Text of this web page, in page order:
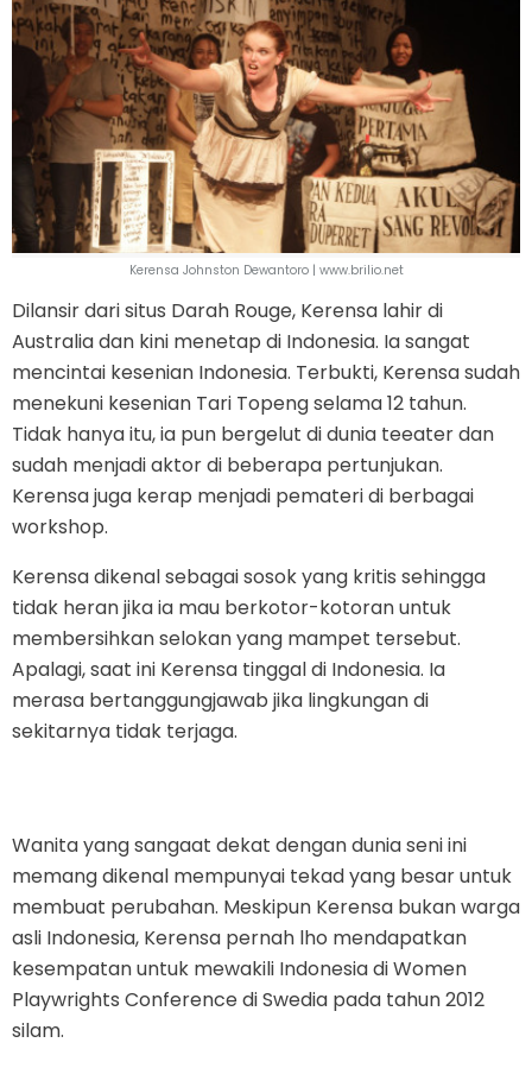
Kerensa Johnston Dewantoro | www.brilio.net
Dilansir dari situs Darah Rouge, Kerensa lahir di
Australia dan kini menetap di Indonesia. Ia sangat
mencintai kesenian Indonesia. Terbukti, Kerensa sudah
menekuni kesenian Tari Topeng selama 12 tahun.
Tidak hanya itu, ia pun bergelut di dunia teeater dan
sudah menjadi aktor di beberapa pertunjukan.
Kerensa juga kerap menjadi pemateri di berbagai
workshop.
Kerensa dikenal sebagai sosok yang kritis sehingga
tidak heran jika ia mau berkotor-kotoran untuk
membersihkan selokan yang mampet tersebut.
Apalagi, saat ini Kerensa tinggal di Indonesia. Ia
merasa bertanggungjawab jika lingkungan di
sekitarnya tidak terjaga.
Wanita yang sangaat dekat dengan dunia seni ini
memang dikenal mempunyai tekad yang besar untuk
membuat perubahan. Meskipun Kerensa bukan warga
asli Indonesia, Kerensa pernah lho mendapatkan
kesempatan untuk mewakili Indonesia di Women
Playwrights Conference di Swedia pada tahun 2012
silam.